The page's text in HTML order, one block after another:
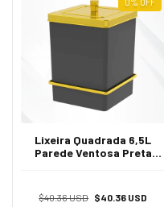
Lixeira Quadrada 6,5L
Parede Ventosa Preta
$40.36 USD $40.36 USD